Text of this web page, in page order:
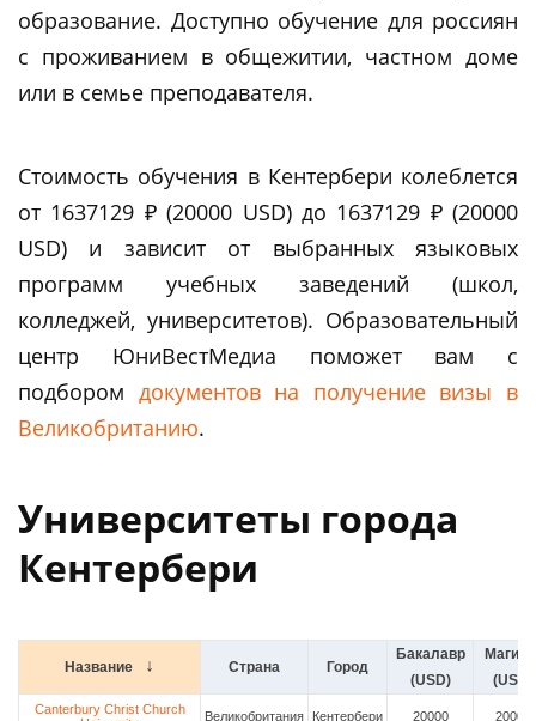
образование. Доступно обучение для россиян
с проживанием в общежитии, частном доме
или в семье преподавателя.
Стоимость обучения в Кентербери колеблется
от 1637129 ₽ (20000 USD) до 1637129 ₽ (20000
USD) и зависит от выбранных языковых
программ учебных заведений (школ,
колледжей, университетов). Образовательный
центр ЮниВестМедиа поможет вам c
подбором документов на получение визы в
Великобританию.
Университеты города
Кентербери
Название Страна Город
Бакалавр
(USD)
(USD)
Canterbury Christ Church
Великобритания Кентербери 20000 20000